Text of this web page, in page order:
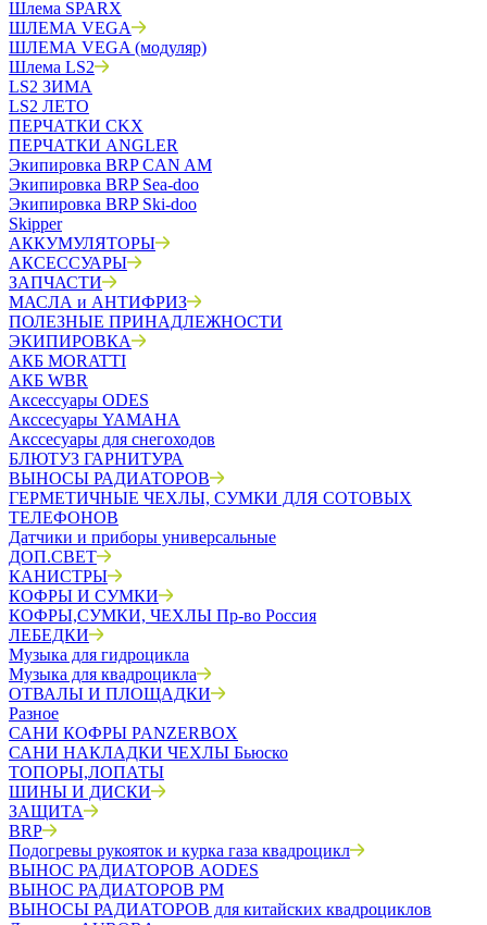
Шлема SPARX
ШЛЕМА VEGA
ШЛЕМА VEGA (модуляр)
Шлема LS2
LS2 ЗИМА
LS2 ЛЕТО
ПЕРЧАТКИ CKX
ПЕРЧАТКИ ANGLER
Экипировка BRP CAN AM
Экипировка BRP Sea-doo
Экипировка BRP Ski-doo
Skipper
АККУМУЛЯТОРЫ
АКСЕССУАРЫ
ЗАПЧАСТИ
МАСЛА и АНТИФРИЗ
ПОЛЕЗНЫЕ ПРИНАДЛЕЖНОСТИ
ЭКИПИРОВКА
АКБ MORATTI
АКБ WBR
Аксессуары ODES
Акссесуары YAMAHA
Акссесуары для снегоходов
БЛЮТУЗ ГАРНИТУРА
ВЫНОСЫ РАДИАТОРОВ
ГЕРМЕТИЧНЫЕ ЧЕХЛЫ, СУМКИ ДЛЯ СОТОВЫХ
ТЕЛЕФОНОВ
Датчики и приборы универсальные
ДОП.СВЕТ
КАНИСТРЫ
КОФРЫ И СУМКИ
КОФРЫ,СУМКИ, ЧЕХЛЫ Пр-во Россия
ЛЕБЕДКИ
Музыка для гидроцикла
Музыка для квадроцикла
ОТВАЛЫ И ПЛОЩАДКИ
Разное
САНИ КОФРЫ PANZERBOX
САНИ НАКЛАДКИ ЧЕХЛЫ Бьюско
ТОПОРЫ,ЛОПАТЫ
ШИНЫ И ДИСКИ
ЗАЩИТА
BRP
Подогревы рукояток и курка газа квадроцикл
ВЫНОС РАДИАТОРОВ AODES
ВЫНОС РАДИАТОРОВ РМ
ВЫНОСЫ РАДИАТОРОВ для китайских квадроциклов